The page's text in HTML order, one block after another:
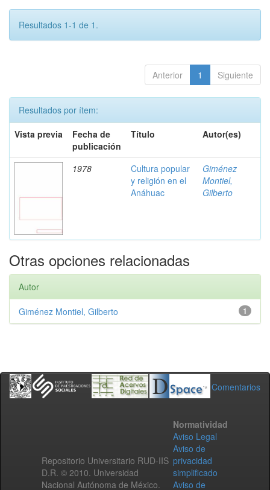
Resultados 1-1 de 1.
Anterior 1 Siguiente
Resultados por ítem:
Vista previa
Fecha de
publicación
Título Autor(es)
1978
Cultura popular
y religión en el
Anáhuac
Giménez
Montiel,
Gilberto
Otras opciones relacionadas
Autor
1
Giménez Montiel, Gilberto
Comentarios
Repositorio Universitario RUD-IIS
D.R. © 2010. Universidad
Nacional Autónoma de México.
Normatividad
Aviso Legal
Aviso de
privacidad
simplificado
Aviso de